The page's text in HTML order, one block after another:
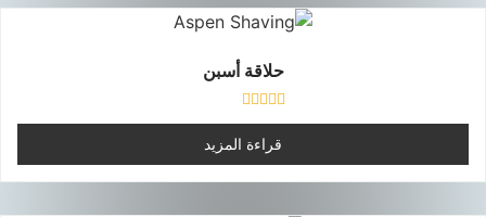
حلاقة أسبن
تم
التقييم
0
من
5
قراءة المزيد